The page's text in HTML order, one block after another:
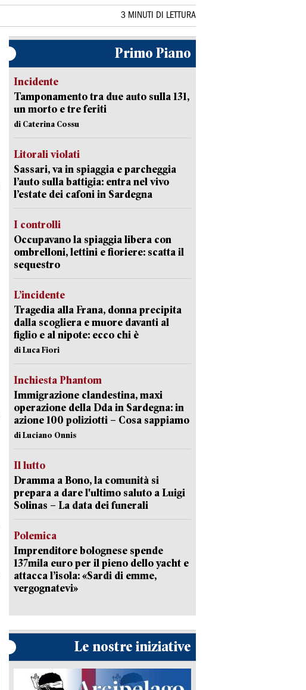
3 MINUTI DI LETTURA
Primo Piano
Incidente
Tamponamento tra due auto sulla 131,
un morto e tre feriti
di Caterina Cossu
Litorali violati
Sassari, va in spiaggia e parcheggia
l’auto sulla battigia: entra nel vivo
l’estate dei cafoni in Sardegna
I controlli
Occupavano la spiaggia libera con
ombrelloni, lettini e fioriere: scatta il
sequestro
L’incidente
Tragedia alla Frana, donna precipita
dalla scogliera e muore davanti al
figlio e al nipote: ecco chi è
di Luca Fiori
Inchiesta Phantom
Immigrazione clandestina, maxi
operazione della Dda in Sardegna: in
azione 100 poliziotti – Cosa sappiamo
di Luciano Onnis
Il lutto
Dramma a Bono, la comunità si
prepara a dare l'ultimo saluto a Luigi
Solinas – La data dei funerali
Polemica
Imprenditore bolognese spende
137mila euro per il pieno dello yacht e
attacca l’isola: «Sardi di emme,
vergognatevi»
Le nostre iniziative